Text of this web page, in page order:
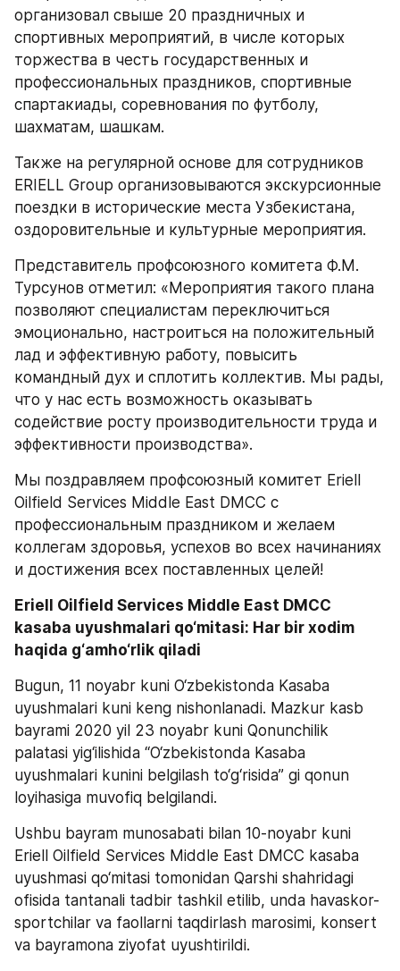
организовал свыше 20 праздничных и
спортивных мероприятий, в числе которых
торжества в честь государственных и
профессиональных праздников, спортивные
спартакиады, соревнования по футболу,
шахматам, шашкам.
Также на регулярной основе для сотрудников
ERIELL Group организовываются экскурсионные
поездки в исторические места Узбекистана,
оздоровительные и культурные мероприятия.
Представитель профсоюзного комитета Ф.М.
Турсунов отметил: «Мероприятия такого плана
позволяют специалистам переключиться
эмоционально, настроиться на положительный
лад и эффективную работу, повысить
командный дух и сплотить коллектив. Мы рады,
что у нас есть возможность оказывать
содействие росту производительности труда и
эффективности производства».
Мы поздравляем профсоюзный комитет Eriell
Oilfield Services Middle East DMCC с
профессиональным праздником и желаем
коллегам здоровья, успехов во всех начинаниях
и достижения всех поставленных целей!
Eriell Oilfield Services Middle East DMCC
kasaba uyushmalari qo‘mitasi: Har bir xodim
haqida g‘amho‘rlik qiladi
Bugun, 11 noyabr kuni O‘zbekistonda Kasaba
uyushmalari kuni keng nishonlanadi. Mazkur kasb
bayrami 2020 yil 23 noyabr kuni Qonunchilik
palatasi yig‘ilishida “O‘zbekistonda Kasaba
uyushmalari kunini belgilash to‘g‘risida” gi qonun
loyihasiga muvofiq belgilandi.
Ushbu bayram munosabati bilan 10-noyabr kuni
Eriell Oilfield Services Middle East DMCC kasaba
uyushmasi qo‘mitasi tomonidan Qarshi shahridagi
ofisida tantanali tadbir tashkil etilib, unda havaskor-
sportchilar va faollarni taqdirlash marosimi, konsert
va bayramona ziyofat uyushtirildi.